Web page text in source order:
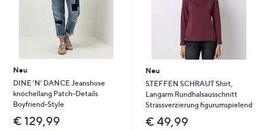
Neu
DINE 'N' DANCE Jeanshose
knöchellang Patch-Details
Boyfriend-Style
€ 129,99
Neu
STEFFEN SCHRAUT Shirt,
Langarm Rundhalsausschnitt
Strassverzierung figurumspielend
€ 49,99